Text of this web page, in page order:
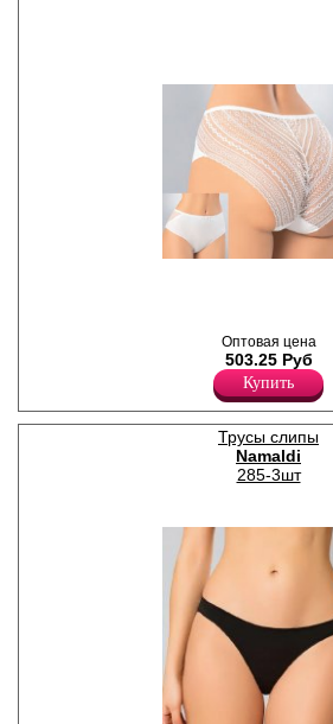
бантиком, х/б
наборе 3 штуки одного
Хлопок 90%
Эластан 10%
Оптовая цена
503.25 Руб
Купить
Трусы слипы
Namaldi
285-3шт